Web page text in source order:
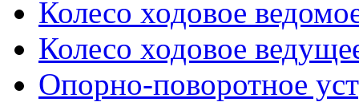
Колесо ходовое
Колесо ходовое
Опорно-поворотное